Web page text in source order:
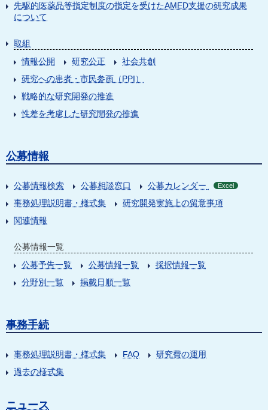
先駆的医薬品等指定制度の指定を受けたAMED支援の研究成果
について
取組
情報公開
研究公正
社会共創
研究への患者・市民参画（PPI）
戦略的な研究開発の推進
性差を考慮した研究開発の推進
公募情報
公募情報検索 公募相談窓口 公募カレンダー Excel
事務処理説明書・様式集
研究開発実施上の留意事項
関連情報
公募情報一覧
公募予告一覧
公募情報一覧
採択情報一覧
分野別一覧
掲載日順一覧
事務手続
事務処理説明書・様式集 FAQ
研究費の運用
過去の様式集
ニュース